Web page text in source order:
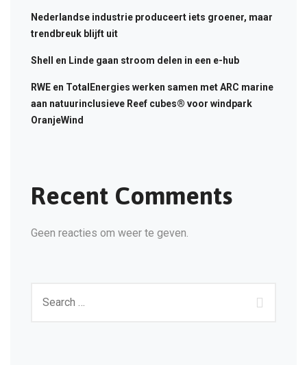
Nederlandse industrie produceert iets groener, maar
trendbreuk blijft uit
Shell en Linde gaan stroom delen in een e-hub
RWE en TotalEnergies werken samen met ARC marine
aan natuurinclusieve Reef cubes® voor windpark
OranjeWind
Recent Comments
Geen reacties om weer te geven.